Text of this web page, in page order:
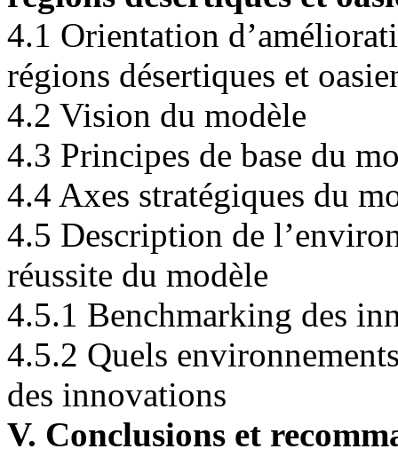
4.1 Orientation
régions désertiques et
4.2 Vision du modèle
4.3 Principes de base du
4.4 Axes stratégiques du
4.5 Description de
réussite du modèle
4.5.1 Benchmarking des
4.5.2 Quels
des innovations
V. Conclusions et